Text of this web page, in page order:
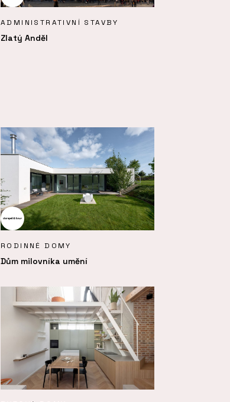
ADMINISTRATIVNÍ STAVBY
Zlatý Anděl
RODINNÉ DOMY
Dům milovníka umění